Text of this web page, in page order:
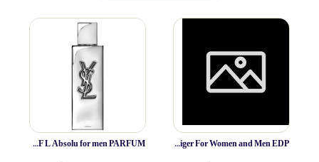
IRIB Espigan (altamir) Papilo tiger For Women and Men EDP
Yves Saint Laurent MYSLF L Absolu for men PARFUM